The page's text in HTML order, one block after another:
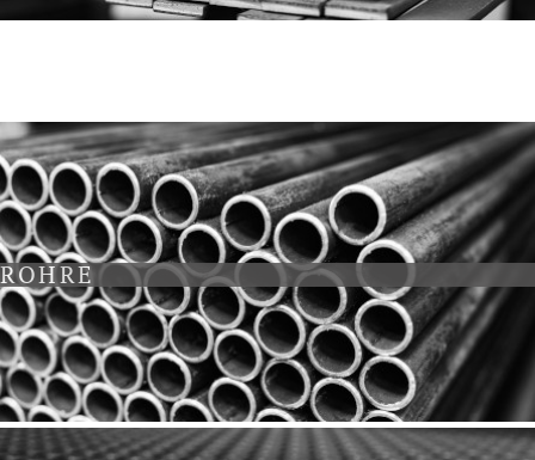
ROHRE